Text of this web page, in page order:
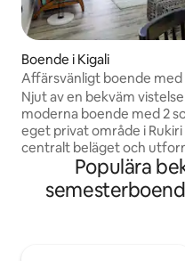
Boende i Kigali
Affärsvänligt boende med
nära konferenscentret
Njut av en bekväm
moderna boende med 2
eget privat område i Rukiri
centralt beläget och
bekvämlighet och längre
har en särskild arbetsyta,
kök, sängkläder av hög
Populära